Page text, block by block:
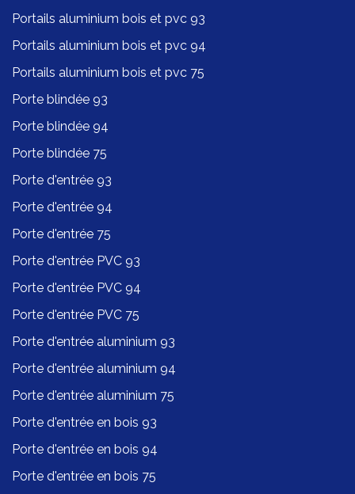
Portails aluminium bois et pvc 93
Portails aluminium bois et pvc 94
Portails aluminium bois et pvc 75
Porte blindée 93
Porte blindée 94
Porte blindée 75
Porte d'entrée 93
Porte d'entrée 94
Porte d'entrée 75
Porte d'entrée PVC 93
Porte d'entrée PVC 94
Porte d'entrée PVC 75
Porte d'entrée aluminium 93
Porte d'entrée aluminium 94
Porte d'entrée aluminium 75
Porte d'entrée en bois 93
Porte d'entrée en bois 94
Porte d'entrée en bois 75